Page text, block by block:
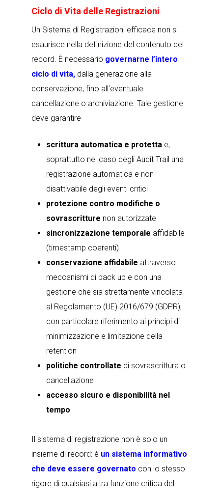
Ciclo di Vita delle Registrazioni
Un Sistema di Registrazioni efficace non si
esaurisce nella definizione del contenuto del
record. È necessario governarne l’intero
ciclo di vita, dalla generazione alla
conservazione, fino all’eventuale
cancellazione o archiviazione. Tale gestione
deve garantire
scrittura automatica e protetta e,
soprattutto nel caso degli Audit Trail una
registrazione automatica e non
disattivabile degli eventi critici
protezione contro modifiche o
sovrascritture non autorizzate
sincronizzazione temporale affidabile
(timestamp coerenti)
conservazione affidabile attraverso
meccanismi di back up e con una
gestione che sia strettamente vincolata
al Regolamento (UE) 2016/679 (GDPR),
con particolare riferimento ai principi di
minimizzazione e limitazione della
retention
politiche controllate di sovrascrittura o
cancellazione
accesso sicuro e disponibilità nel
tempo
Il sistema di registrazione non è solo un
insieme di record: è un sistema informativo
che deve essere governato con lo stesso
rigore di qualsiasi altra funzione critica del